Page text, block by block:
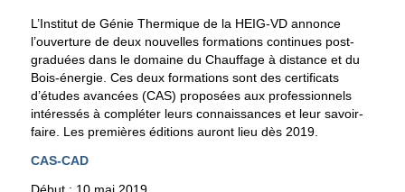
L’Institut de Génie Thermique de la HEIG-VD annonce
l’ouverture de deux nouvelles formations continues post-
graduées dans le domaine du Chauffage à distance et du
Bois-énergie. Ces deux formations sont des certificats
d’études avancées (CAS) proposées aux professionnels
intéressés à compléter leurs connaissances et leur savoir-
faire. Les premières éditions auront lieu dès 2019.
CAS-CAD